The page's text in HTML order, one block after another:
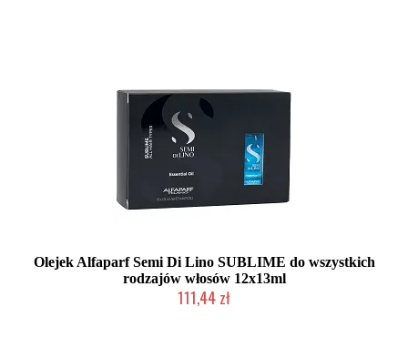
Olejek Alfaparf Semi Di Lino SUBLIME do wszystkich
rodzajów włosów 12x13ml
111,44 zł